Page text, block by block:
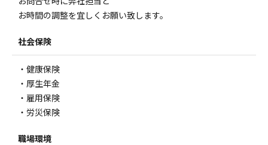
お時間の調整を宜しくお願い致します。
社会保険
・健康保険
・厚生年金
・雇用保険
・労災保険
職場環境